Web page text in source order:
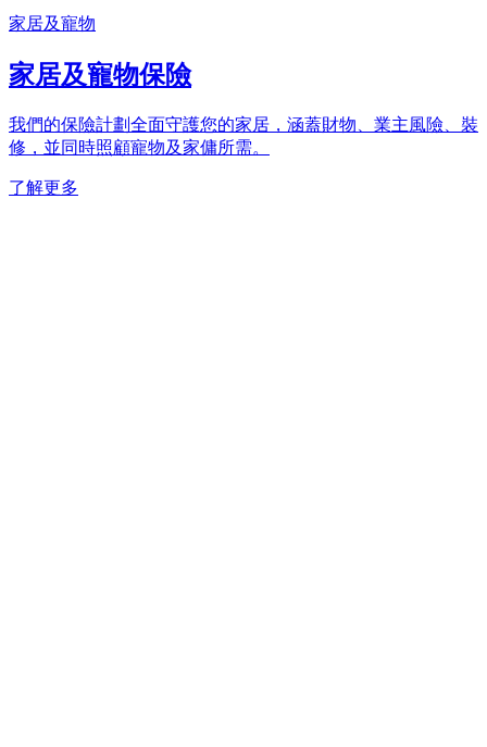
家居及寵物
家居及寵物保險
我們的保險計劃全面守護您的家居，涵蓋財物、業主風險、裝
修，並同時照顧寵物及家傭所需。​
了解更多